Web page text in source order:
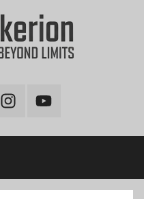
InstagramYoutube